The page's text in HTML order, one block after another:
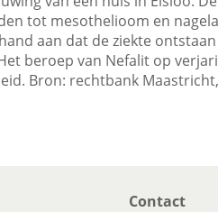
tot mesothelioom en
aan dat de ziekte
beroep van Nefalit op
Bron: rechtbank
Contact